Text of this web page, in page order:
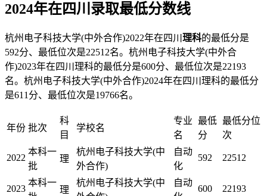
2024年在四川录取最低分数线
杭州电子科技大学(中外合作)2022年在四川 理科的最低分是
592分、最低位次是22512名。杭州电子科技大学(中外合
作)2023年在四川理科的最低分是600分、最低位次是22193
名。杭州电子科技大学(中外合作)2024年在四川理科的最低分
是611分、最低位次是19766名。
年份 批次
科
目
学校名
专业
名
最低
分
最低分位
次
2022
本科一
批
理
杭州电子科技大学(中
外合作)
自动
化
592 22512
2023
本科一
理
杭州电子科技大学(中
自动
600 22193